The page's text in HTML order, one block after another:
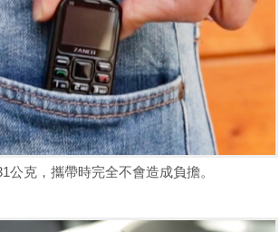
公克，攜帶時完全不會造成負擔。